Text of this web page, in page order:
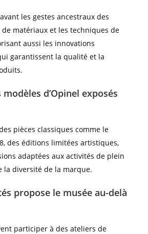
les gestes ancestraux des
matériaux et les techniques de
aussi les innovations
garantissent la qualité et la
d’Opinel exposés
pièces classiques comme le
des éditions limitées artistiques,
adaptées aux activités de plein
la diversité de la marque.
propose le musée au-delà
participer à des ateliers de